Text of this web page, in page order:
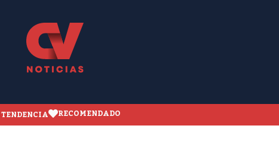
TENDENCIA RECOMENDADO